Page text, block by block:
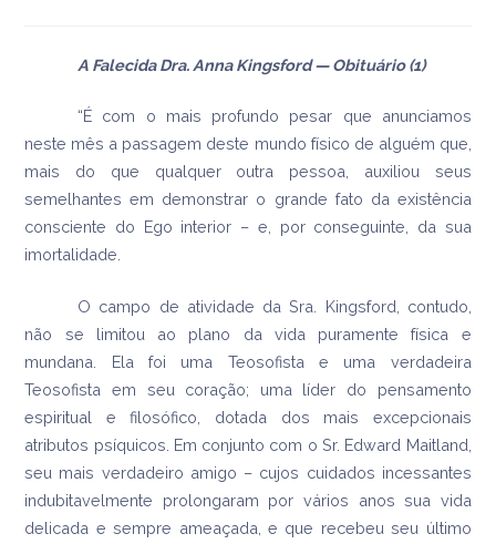
A Falecida Dra. Anna Kingsford —Obituário(1)
“É com o mais profundo pesar que anunciamos
neste mês a passagem deste mundo físico de alguém que,
mais do que qualquer outra pessoa, auxiliou seus
semelhantes em demonstrar o grande fato da existência
consciente do Ego interior – e, por conseguinte, da sua
imortalidade.
O campo de atividade da Sra. Kingsford, contudo,
não se limitou ao plano da vida puramente física e
mundana. Ela foi uma Teosofista e uma verdadeira
Teosofista em seu coração; uma líder do pensamento
espiritual e filosófico, dotada dos mais excepcionais
atributos psíquicos. Em conjunto com o Sr. Edward Maitland,
seu mais verdadeiro amigo – cujos cuidados incessantes
indubitavelmente prolongaram por vários anos sua vida
delicada e sempre ameaçada, e que recebeu seu último